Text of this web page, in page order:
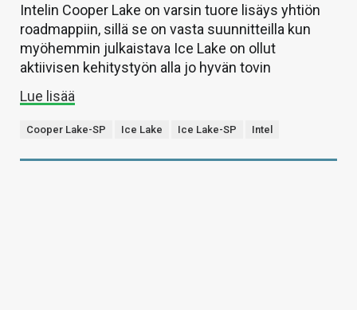
Intelin Cooper Lake on varsin tuore lisäys yhtiön
roadmappiin, sillä se on vasta suunnitteilla kun
myöhemmin julkaistava Ice Lake on ollut
aktiivisen kehitystyön alla jo hyvän tovin
Lue lisää
Cooper Lake-SP Ice Lake Ice Lake-SP Intel